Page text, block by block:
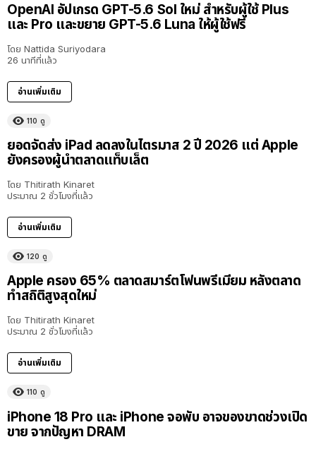
OpenAI อัปเกรด GPT-5.6 Sol ใหม่ สำหรับผู้ใช้ Plus
และ Pro และขยาย GPT-5.6 Luna ให้ผู้ใช้ฟรี
โดย Nattida Suriyodara
26 นาทีที่แล้ว
อ่านเพิ่มเติม
110 ดู
ยอดจัดส่ง iPad ลดลงในไตรมาส 2 ปี 2026 แต่ Apple
ยังครองผู้นำตลาดแท็บเล็ต
โดย Thitirath Kinaret
ประมาณ 2 ชั่วโมงที่แล้ว
อ่านเพิ่มเติม
120 ดู
Apple ครอง 65% ตลาดสมาร์ตโฟนพรีเมียม หลังตลาด
ทำสถิติสูงสุดใหม่
โดย Thitirath Kinaret
ประมาณ 2 ชั่วโมงที่แล้ว
อ่านเพิ่มเติม
110 ดู
iPhone 18 Pro และ iPhone จอพับ อาจของขาดช่วงเปิด
ขาย จากปัญหา DRAM